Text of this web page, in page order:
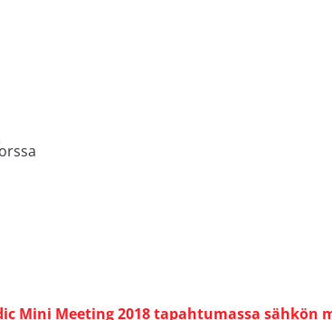
Mini Meeting 2018 tapahtumassa sähkön